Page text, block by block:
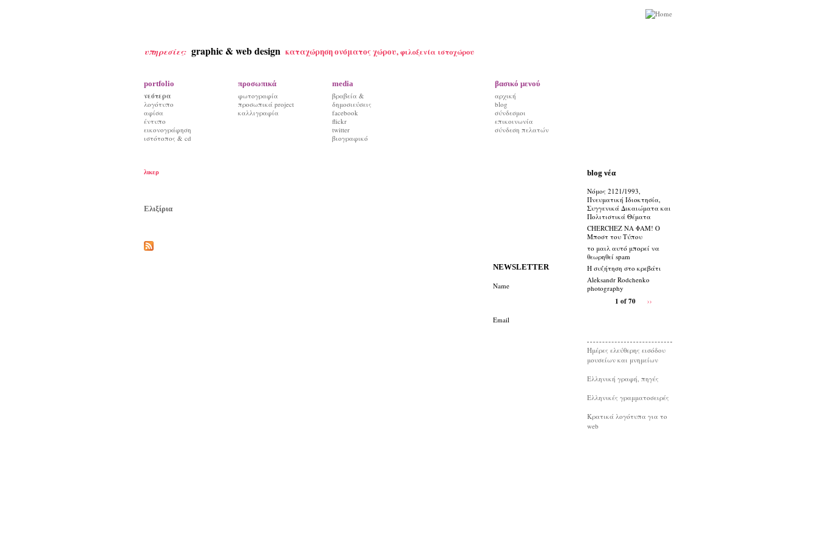
υπηρεσίες: graphic & web design καταχώρηση ονόματος χώρου,φιλοξενία ιστοχώρου
portfolio
νεότερα
λογότυπο
αφίσα
έντυπο
εικονογράφηση
ιστότοπος & cd
προσωπικά
φωτογραφία
προσωπικά project
καλλιγραφία
media
βραβεία &
δημοσιεύσεις
facebook
flickr
twitter
βιογραφικό
βασικό μενού
αρχική
blog
σύνδεσμοι
επικοινωνία
σύνδεση πελατών
λικερ
Ελιξίρια
ΝΕWSLETTER
Name
Email
blog νέα
Νόμος 2121/1993,
Πνευματική Ιδιοκτησία,
Συγγενικά Δικαιώματα και
Πολιτιστικά Θέματα
CHERCHEZ ΝΑ ΦΑΜ! Ο
Μποστ του Τύπου
το μαιλ αυτό μπορεί να
θεωρηθεί spam
Η συζήτηση στο κρεβάτι
Aleksandr Rodchenko
photography
1 of 70 ››
Ημέρες ελεύθερης εισόδου
μουσείων και μνημείων
Eλληνική γραφή, πηγές
Ελληνικές γραμματοσειρές
Κρατικά λογότυπα για το
web